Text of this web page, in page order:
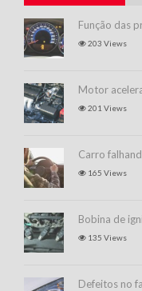
Função das
203 Views
Motor
201 Views
Carro
165 Views
Bobina de
135 Views
Defeitos no